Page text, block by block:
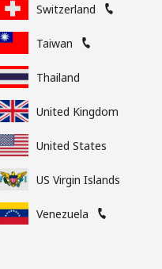
Switzerland
Taiwan
Thailand
United Kingdom
United States
US Virgin Islands
Venezuela